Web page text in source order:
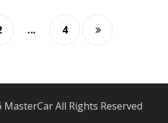
... 4
All Rights Reserved